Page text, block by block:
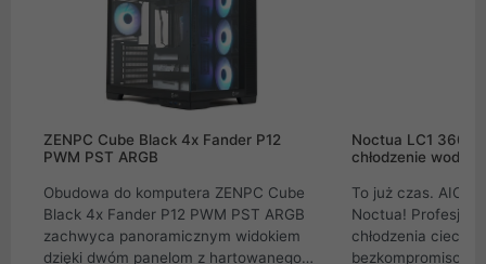
ZENPC Cube Black 4x Fander P12
PWM PST ARGB
Obudowa do komputera ZENPC Cube
Black 4x Fander P12 PWM PST ARGB
zachwyca panoramicznym widokiem
dzięki dwóm panelom z hartowanego
Noctua LC1
chłodzenie wodne
To już czas. AIO
Noctua!
chłodzenia cieczą